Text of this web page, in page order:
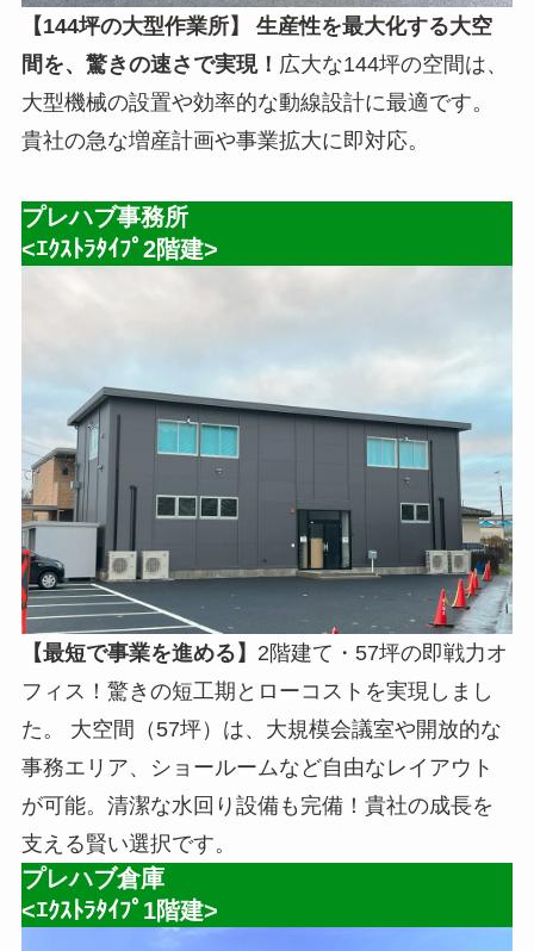
【144坪の大型作業所】
生産性を最大化する大空
間を、驚きの速さで実現！ 広大な144坪の空間は、
大型機械の設置や効率的な動線設計に最適です。
貴社の急な増産計画や事業拡大に即対応。
プレハブ事務所
<ｴｸｽﾄﾗﾀｲﾌﾟ2階建>
【最短で事業を進める】 2階建て・57坪の即戦力オ
フィス！驚きの短工期とローコストを実現しまし
た。 大空間（57坪）は、大規模会議室や開放的な
事務エリア、ショールームなど自由なレイアウト
が可能。清潔な水回り設備も完備！貴社の成長を
支える賢い選択です。
プレハブ倉庫
<ｴｸｽﾄﾗﾀｲﾌﾟ1階建>